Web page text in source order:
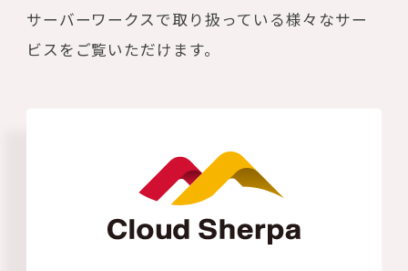
サーバーワークスで取り扱っている様々なサー
ビスをご覧いただけます。